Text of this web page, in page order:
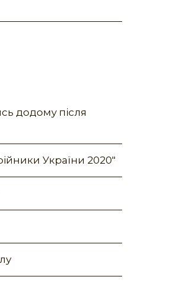
додому після
України 2020"